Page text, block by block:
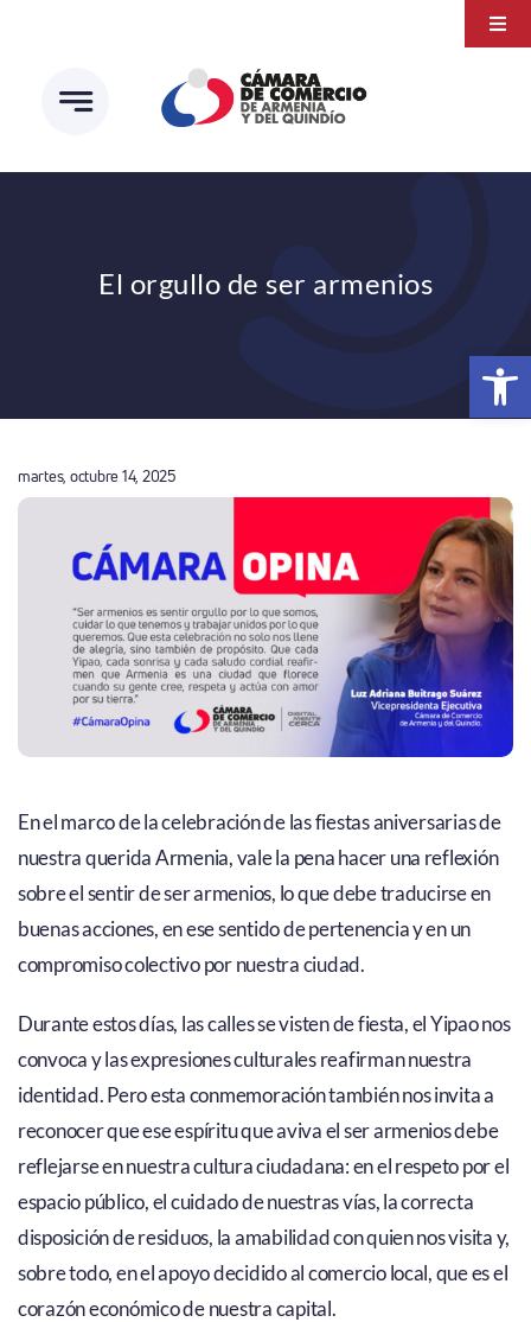
Abrir
contenido
El orgullo de ser armenios
martes, octubre 14, 2025
En el marco de la celebración de las fiestas aniversarias de
nuestra querida Armenia, vale la pena hacer una reflexión
sobre el sentir de ser armenios, lo que debe traducirse en
buenas acciones, en ese sentido de pertenencia y en un
compromiso colectivo por nuestra ciudad.
Durante estos días, las calles se visten de fiesta, el Yipao nos
convoca y las expresiones culturales reafirman nuestra
identidad. Pero esta conmemoración también nos invita a
reconocer que ese espíritu que aviva el ser armenios debe
reflejarse en nuestra cultura ciudadana: en el respeto por el
espacio público, el cuidado de nuestras vías, la correcta
disposición de residuos, la amabilidad con quien nos visita y,
sobre todo, en el apoyo decidido al comercio local, que es el
corazón económico de nuestra capital.